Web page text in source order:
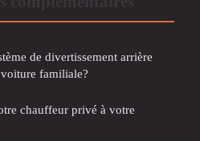
de divertissement arrière
familiale?
chauffeur privé à votre